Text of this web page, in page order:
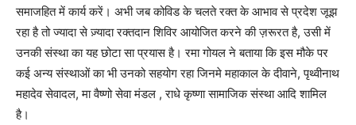
समाजहित में कार्य करें। अभी जब कोविड के चलते रक्त के आभाव से प्रदेश जूझ
रहा है तो ज्यादा से ज़्यादा रक्तदान शिविर आयोजित करने की ज़रूरत है, उसी में
उनकी संस्था का यह छोटा सा प्रयास है। रमा गोयल ने बताया कि इस मौके पर
कई अन्य संस्थाओं का भी उनको सहयोग रहा जिनमे महाकाल के दीवाने, पृथ्वीनाथ
महादेव सेवादल, मा वैष्णो सेवा मंडल , राधे कृष्णा सामाजिक संस्था आदि शामिल
है।